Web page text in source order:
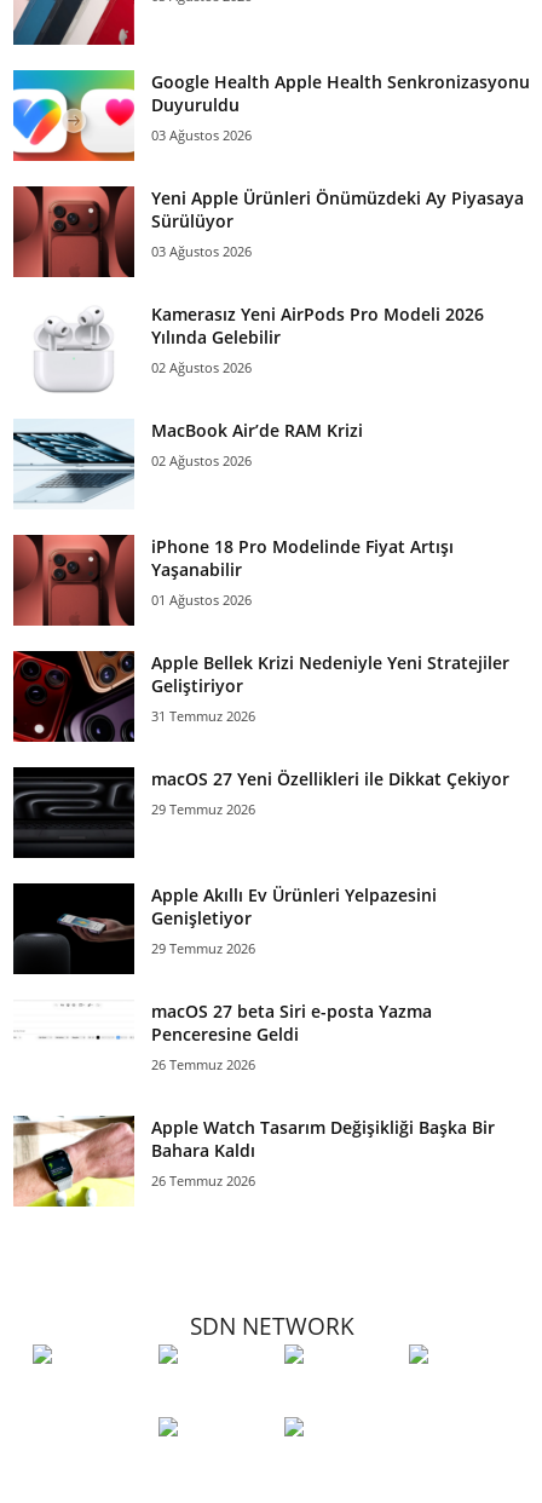
Google Health Apple Health Senkronizasyonu
Duyuruldu
03 Ağustos 2026
Yeni Apple Ürünleri Önümüzdeki Ay Piyasaya
Sürülüyor
03 Ağustos 2026
Kamerasız Yeni AirPods Pro Modeli 2026
Yılında Gelebilir
02 Ağustos 2026
MacBook Air’de RAM Krizi
02 Ağustos 2026
iPhone 18 Pro Modelinde Fiyat Artışı
Yaşanabilir
01 Ağustos 2026
Apple Bellek Krizi Nedeniyle Yeni Stratejiler
Geliştiriyor
31 Temmuz 2026
macOS 27 Yeni Özellikleri ile Dikkat Çekiyor
29 Temmuz 2026
Apple Akıllı Ev Ürünleri Yelpazesini
Genişletiyor
29 Temmuz 2026
macOS 27 beta Siri e-posta Yazma
Penceresine Geldi
26 Temmuz 2026
Apple Watch Tasarım Değişikliği Başka Bir
Bahara Kaldı
26 Temmuz 2026
SDN NETWORK